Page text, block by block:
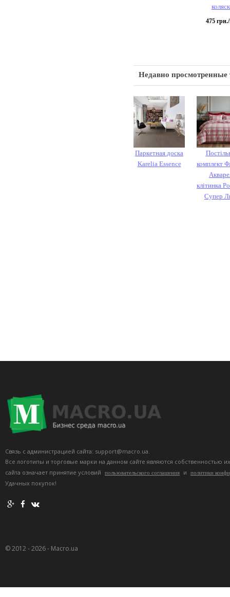
475
Недавно просмотренные
Паркетная доска
Karelia Essence
комплект
клітинка
Супер
Связь с администрацией сайта: support@macro.ua.
Все логотипы и торговые марки на данном сайте являются собственностью
сайта означает принятие условий
пользовательского соглашения и политики
Удачных покупок!
© 2012 - 2026 - Macro.ua